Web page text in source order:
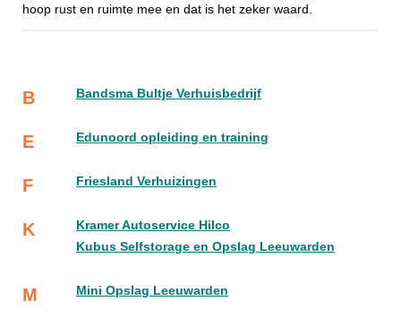
hoop rust en ruimte mee en dat is het zeker waard.
B Bandsma Bultje Verhuisbedrijf
E Edunoord opleiding en training
F Friesland Verhuizingen
K
Kramer Autoservice Hilco
Kubus Selfstorage en Opslag Leeuwarden
M Mini Opslag Leeuwarden